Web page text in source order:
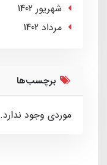
شهریور 1402
مرداد 1402
برچسب‌ها
موردی وجود ندارد.